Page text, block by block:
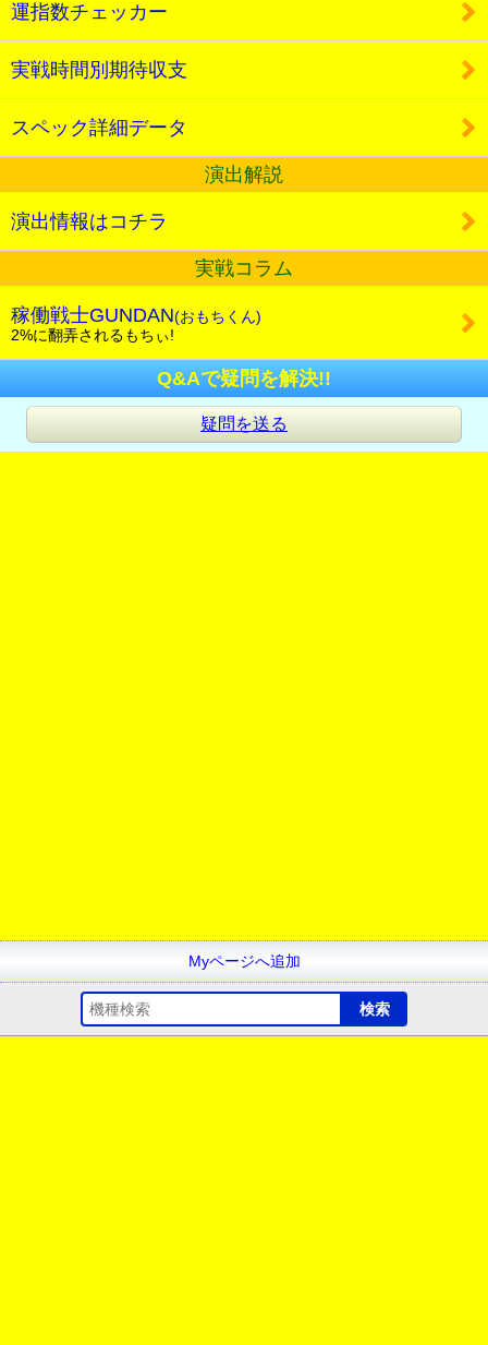
運指数チェッカー
実戦時間別期待収支
スペック詳細データ
演出解説
演出情報はコチラ
実戦コラム
稼働戦士GUNDAN(おもちくん)
2%に翻弄されるもちぃ!
Q&Aで疑問を解決!!
疑問を送る
Myページへ追加